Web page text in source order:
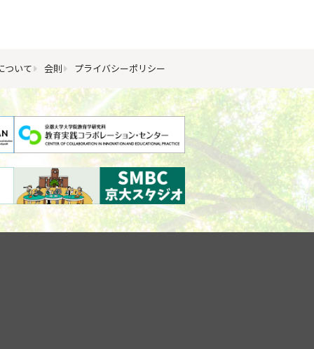
ついて 会則 プライバシーポリシー